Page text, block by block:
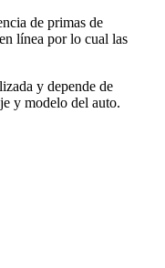
de primas de
línea por lo cual las
y depende de
y modelo del auto.